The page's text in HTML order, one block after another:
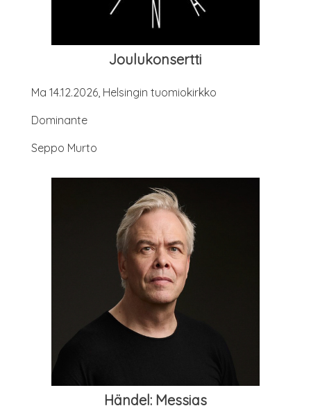
Jou­lu­kon­sert­ti
Ma 14.12.2026, Hel­sin­gin tuomiokirkko
Domi­nan­te
Sep­po Murto
Hän­del: Messias